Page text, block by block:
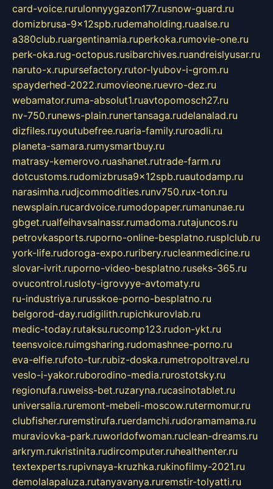
card-voice.rurulonnyygazon177.rusnow-guard.ru
domizbrusa-9x12spb.rudemaholding.ruaalse.ru
a380club.ruargentinamia.ruperkoka.rumovie-one.ru
perk-oka.rug-octopus.rusibarchives.ruandreislyusar.ru
naruto-x.rupursefactory.rutor-lyubov-i-grom.ru
spayderhed-2022.rumovieone.ruevro-dez.ru
webamator.ruma-absolut1.ruavtopomosch27.ru
nv-750.runews-plain.runertansaga.rudelanalad.ru
dizfiles.ruyoutubefree.ruaria-family.ruroadli.ru
planeta-samara.rumysmartbuy.ru
matrasy-kemerovo.ruashanet.rutrade-farm.ru
dotcustoms.rudomizbrusa9x12spb.ruautodamp.ru
narasimha.rudjcommodities.runv750.rux-ton.ru
newsplain.rucardvoice.rumodopaper.rumanunae.ru
gbget.rualfeihavsalnassr.rumadoma.rutajuncos.ru
petrovkasports.ruporno-online-besplatno.rusplclub.ru
york-life.rudoroga-expo.ruribery.rucleanmedicine.ru
slovar-ivrit.ruporno-video-besplatno.ruseks-365.ru
ovucontrol.rusloty-igrovyye-avtomaty.ru
ru-industriya.rurusskoe-porno-besplatno.ru
belgorod-day.rudigilith.rupichkurovlab.ru
medic-today.rutaksu.rucomp123.rudon-ykt.ru
teensvoice.ruimgsharing.rudomashnee-porno.ru
eva-elfie.rufoto-tur.rubiz-doska.rumetropoltravel.ru
veslo-i-yakor.ruborodino-media.rurostotsky.ru
regionufa.ruweiss-bet.ruzaryna.rucasinotablet.ru
universalia.ruremont-mebeli-moscow.rutermomur.ru
clubfisher.ruremstirufa.ruerdamchi.rudoramamama.ru
muraviovka-park.ruworldofwoman.ruclean-dreams.ru
arkrym.rukristinita.rudircomputer.ruhealthenter.ru
textexperts.rupivnaya-kruzhka.rukinofilmy-2021.ru
demolalapaluza.rutanyavanya.ruremstir-tolyatti.ru